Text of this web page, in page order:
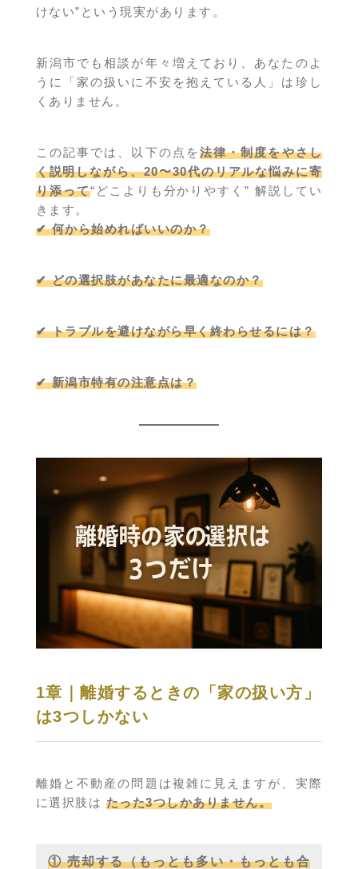
けない”という現実があります。
新潟市でも相談が年々増えており、あなたのよ
うに「家の扱いに不安を抱えている人」は珍し
くありません。
この記事では、以下の点を法律・制度をやさし
く説明しながら、20〜30代のリアルな悩みに寄
り添って“どこよりも分かりやすく” 解説してい
きます。
✔ 何から始めればいいのか？
✔ どの選択肢があなたに最適なのか？
✔ トラブルを避けながら早く終わらせるには？
✔ 新潟市特有の注意点は？
1章｜離婚するときの「家の扱い方」
は3つしかない
離婚と不動産の問題は複雑に見えますが、実際
に選択肢は たった3つしかありません。
① 売却する（もっとも多い・もっとも合